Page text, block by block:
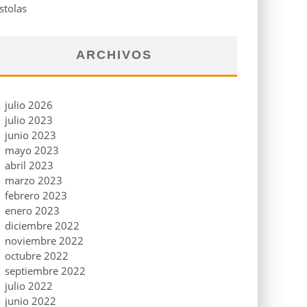
ARCHIVOS
julio 2026
julio 2023
junio 2023
mayo 2023
abril 2023
marzo 2023
febrero 2023
enero 2023
diciembre 2022
noviembre 2022
octubre 2022
septiembre 2022
julio 2022
junio 2022